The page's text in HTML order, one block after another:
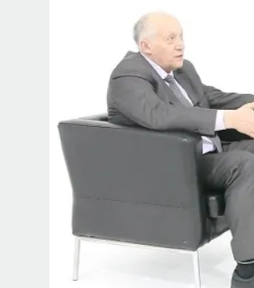
ИИ в
и рынок
ИВАР МАКСУТОВ+1
Зачем университету
саму организацию
В новом эпизоде «Мыслить
о том, зачем университет